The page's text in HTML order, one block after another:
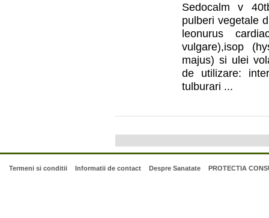
Sedocalm v
pulberi vegetale
leonurus
vulgare),isop
majus) si ulei
de utilizare:
tulburari ...
Termeni si conditii Informatii de contact Despre Sanatate PROTECTIA